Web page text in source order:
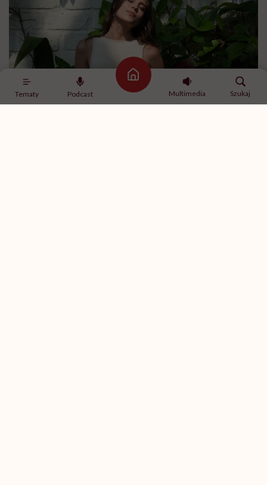
Tematy Podcast
Strona główna
Multimedia
Szukaj